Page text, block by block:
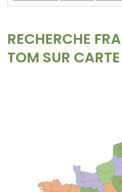
RECHERCHE
TOM SUR CARTE